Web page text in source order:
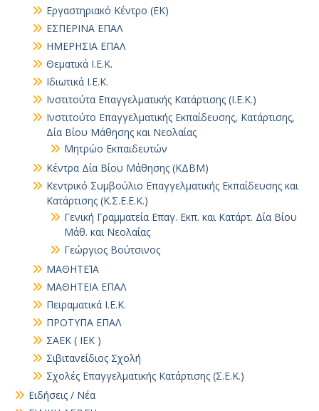
Εργαστηριακό Κέντρο (ΕΚ)
ΕΣΠΕΡΙΝΑ ΕΠΑΛ
ΗΜΕΡΗΣΙΑ ΕΠΑΛ
Θεματικά Ι.Ε.Κ.
Ιδιωτικά Ι.Ε.Κ.
Ινστιτούτα Επαγγελματικής Κατάρτισης (Ι.Ε.Κ.)
Ινστιτούτο Επαγγελματικής Εκπαίδευσης, Κατάρτισης,
Δία Βίου Μάθησης και Νεολαίας
Μητρώο Εκπαιδευτών
Κέντρα Δία Βίου Μάθησης (ΚΔΒΜ)
Κεντρικό Συμβούλιο Επαγγελματικής Εκπαίδευσης και
Κατάρτισης (Κ.Σ.Ε.Ε.Κ.)
Γενική Γραμματεία Επαγ. Εκπ. και Κατάρτ. Δία Βίου
Μάθ. και Νεολαίας
Γεώργιος Βούτσινος
ΜΑΘΗΤΕΊΑ
ΜΑΘΗΤΕΙΑ ΕΠΑΛ
Πειραματικά Ι.Ε.Κ.
ΠΡΟΤΥΠΑ ΕΠΑΛ
ΣΑΕΚ ( ΙΕΚ )
Σιβιτανείδιος Σχολή
Σχολές Επαγγελματικής Κατάρτισης (Σ.Ε.Κ.)
Ειδήσεις / Νέα